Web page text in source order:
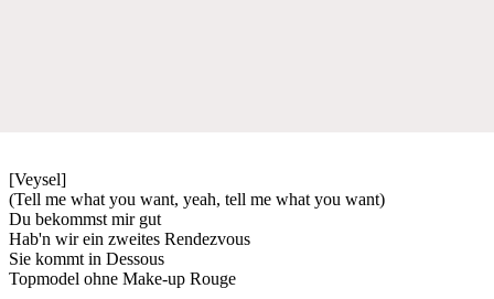
[Veysel]
(Tell me what you want, yeah, tell me what you want)
Du bekommst mir gut
Hab'n wir ein zweites Rendezvous
Sie kommt in Dessous
Topmodel ohne Make-up Rouge